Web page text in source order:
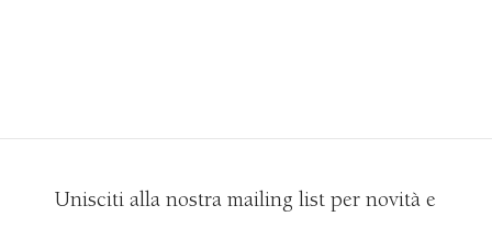
Unisciti alla nostra mailing list per novità e